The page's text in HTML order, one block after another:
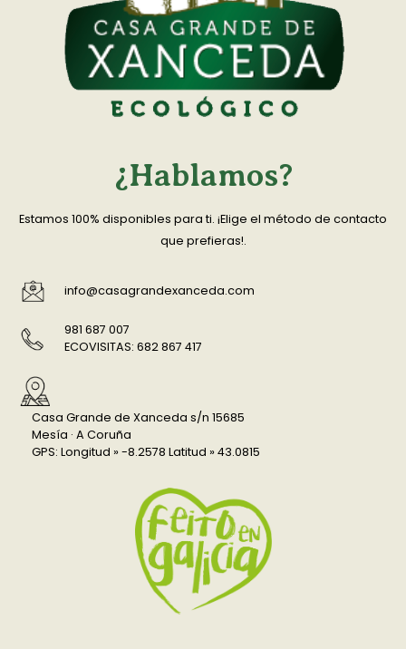
¿Hablamos?
Estamos 100% disponibles para ti. ¡Elige el método de contacto
que prefieras!.
info@casagrandexanceda.com
981 687 007
ECOVISITAS: 682 867 417
Casa Grande de Xanceda s/n 15685
Mesía · A Coruña
GPS: Longitud » -8.2578 Latitud » 43.0815